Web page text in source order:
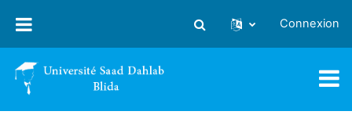
Activer/désactiver la saisie
Connexion